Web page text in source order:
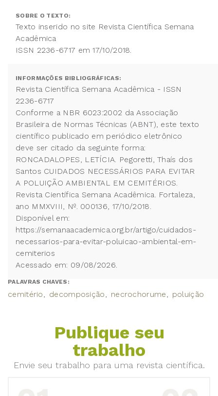
SOBRE O TEXTO:
Texto inserido no site Revista Científica Semana
Acadêmica
ISSN 2236-6717 em 17/10/2018.
INFORMAÇÕES BIBLIOGRÁFICAS:
Revista Científica Semana Acadêmica - ISSN
2236-6717
Conforme a NBR 6023:2002 da Associação
Brasileira de Normas Técnicas (ABNT), este texto
científico publicado em periódico eletrônico
deve ser citado da seguinte forma:
RONCADALOPES, LETÍCIA. Pegoretti, Thaís dos
Santos CUIDADOS NECESSÁRIOS PARA EVITAR
A POLUIÇÃO AMBIENTAL EM CEMITÉRIOS.
Revista Científica Semana Acadêmica. Fortaleza,
ano MMXVIII, Nº. 000136, 17/10/2018.
Disponível em:
https://semanaacademica.org.br/artigo/cuidados-
necessarios-para-evitar-poluicao-ambiental-em-
cemiterios
Acessado em: 09/08/2026.
PALAVRAS CHAVES:
cemitério decomposição necrochorume poluição
Publique seu
trabalho
Envie seu trabalho para uma revista científica.